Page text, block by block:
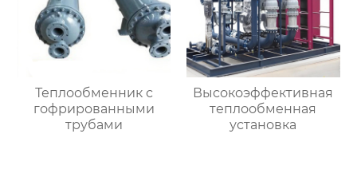
Теплообменник с
гофрированными
трубами
Высокоэффективная
теплообменная
установка